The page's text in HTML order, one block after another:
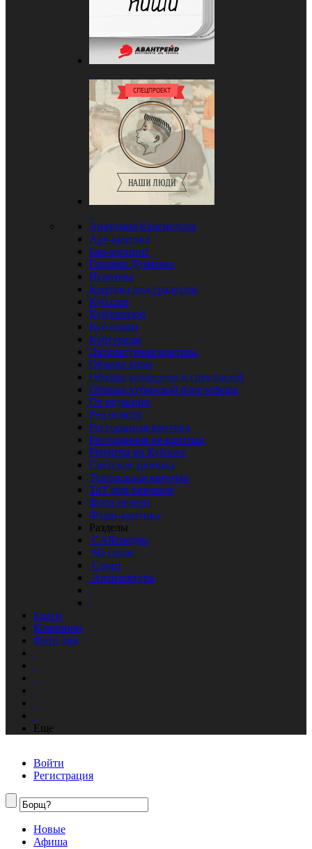
Анатомия Краснодара
Арт-критика
Бар-хоппинг
Глазами Думкина
Игротека
Критика под градусом
Куб.com
Кубловизор
Кублошки
Кубтуризм
Литературная критика
Обзоры кино
Обзоры концертов и спектаклей
Обзоры кубанской блогосферы
От редакции
Ред осмотр
Ресторанная критика
Ресторанная не-критика
Рецепты на Кублоге
Светская хроника
Театральная критика
ТоТ еще разговор
Фото недели
Фэшн-критика
Разделы
CARснодар
На связи
Спорт
Архитектура
Блоги
Компании
Фото дня
Еще
Войти
Регистрация
Новые
Афиша